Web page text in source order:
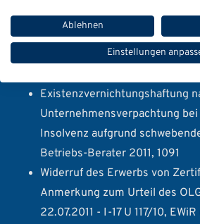
Aufklärungspflicht der
Vertriebsprovisionen,
OLG Stuttgart, Urt. vom 30. 11.
Existenzvernichtungshaftung
Unternehmensverpachtung
Insolvenz aufgrund
Betriebs-Berater 2011, 1091
Widerruf des Erwerbs von
Anmerkung zum Urteil des
22.07.2011 - I-17 U 117/10,
Ablehnen
Einstellungen